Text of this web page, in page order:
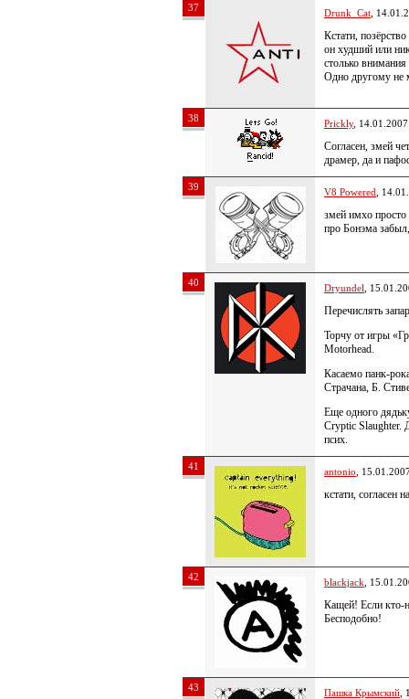
37 Drunk_Cat ,
Кстати,
он худший или
столько
Одно другому не
38 Prickly,
Согласен, змей
драмер, да и
39 V8 Powered ,
змей имхо
про Бонэма
40 Dryundel ,
Перечислять
Торчу от игры
Motorhead.
Касаемо панк-
Страчана, Б.
Еще одного
Cryptic Slaughter.
псих.
41 antonio ,
кстати, согласен
42 blackjack ,
Кащей! Если кто-
Бесподобно!
43 Пашка Крымский